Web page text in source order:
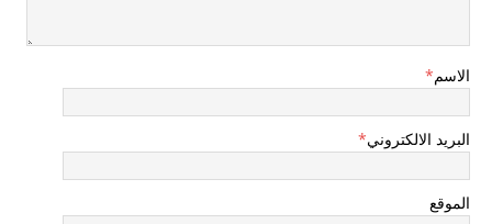
الاسم*
البريد الالكتروني*
الموقع